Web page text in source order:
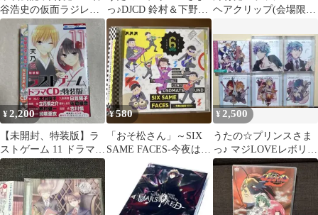
谷浩史の仮面ラジレン
ジャー 仮面ラジレンジ
ャーニー～神谷…
っ♪DJCD 鈴村＆下野の
うた☆プリ放送局 リタ
ーンズ
ヘアクリップ(会場限
¥2,200
【未開封、特装版】ラ
ストゲーム 11 ドラマ
CD付き特装版 天乃
忍 LaLa
¥580
「おそ松さん」～SIX
SAME FACES-今夜は最
高!!!!!!-/イヤミ…
¥ 2,500
うたの☆プリンスさま
っ♪ マジLOVEレボリュ
ーションズ 6枚セット